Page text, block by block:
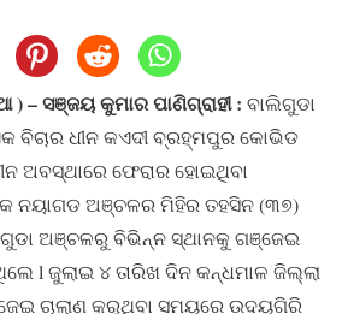
– ସଞ୍ଜୟ କୁମାର ପାଣିଗ୍ରାହୀ : ବାଲିଗୁଡା
ବିଚାର ଧୀନ କଏଦୀ ବ୍ରହ୍ମପୁର କୋଭିଡ
ଅବସ୍ଥାରେ ଫେରାର ହୋଇଥିବା
ନୟାଗଡ ଅଞ୍ଚଳର ମିହିର ତହସିନ (୩୭)
ଅଞ୍ଚଳରୁ ବିଭିନ୍ନ ସ୍ଥାନକୁ ଗଞ୍ଜେଇ
l ଜୁଲାଇ ୪ ତାରିଖ ଦିନ କନ୍ଧମାଳ ଜିଲ୍ଲା
ଚାଲାଣ କରୁଥିବା ସମୟରେ ଉଦୟଗିରି